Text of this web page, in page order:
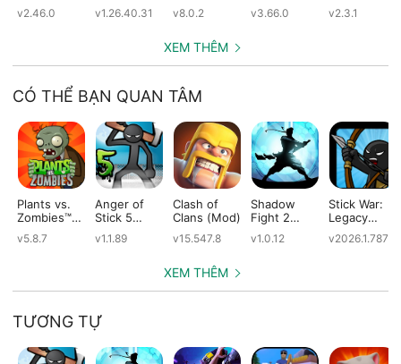
v2.46.0 v1.26.40.31 v8.0.2 v3.66.0 v2.3.1
XEM THÊM
CÓ THỂ BẠN QUAN TÂM
Plants vs.
Zombies™
v5.8.7
Anger of
Stick 5
v1.1.89
Clash of
Clans (Mod)
v15.547.8
Shadow
Fight 2
Edition
v1.0.12
Stick War:
Legacy
v2026.1.787
XEM THÊM
TƯƠNG TỰ